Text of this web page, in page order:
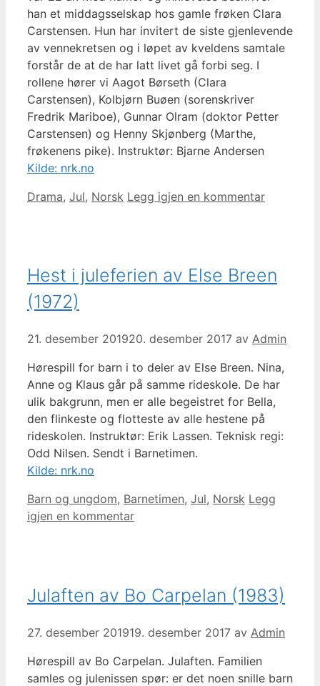
han et middagsselskap hos gamle frøken Clara
Carstensen. Hun har invitert de siste gjenlevende
av vennekretsen og i løpet av kveldens samtale
forstår de at de har latt livet gå forbi seg. I
rollene hører vi Aagot Børseth (Clara
Carstensen), Kolbjørn Buøen (sorenskriver
Fredrik Mariboe), Gunnar Olram (doktor Petter
Carstensen) og Henny Skjønberg (Marthe,
frøkenens pike). Instruktør: Bjarne Andersen
Kilde: nrk.no
Kategorier
Drama, Jul, Norsk Legg igjen en kommentar
Hest i juleferien av Else Breen
(1972)
21. desember 201920. desember 2017 av Admin
Hørespill for barn i to deler av Else Breen. Nina,
Anne og Klaus går på samme rideskole. De har
ulik bakgrunn, men er alle begeistret for Bella,
den flinkeste og flotteste av alle hestene på
rideskolen. Instruktør: Erik Lassen. Teknisk regi:
Odd Nilsen. Sendt i Barnetimen.
Kilde: nrk.no
Kategorier
Barn og ungdom, Barnetimen, Jul, Norsk Legg
igjen en kommentar
Julaften av Bo Carpelan (1983)
27. desember 201919. desember 2017 av Admin
Hørespill av Bo Carpelan. Julaften. Familien
samles og julenissen spør: er det noen snille barn